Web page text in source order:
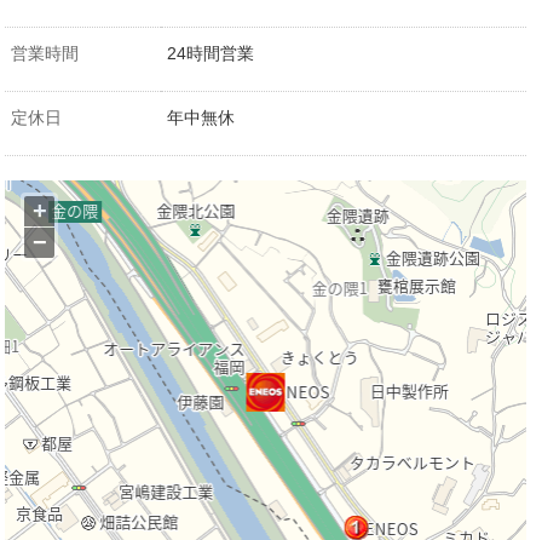
営業時間 24時間営業
定休日 年中無休
+
−